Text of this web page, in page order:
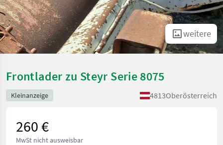
weitere
Frontlader zu Steyr Serie 8075
Kleinanzeige 4813Oberösterreich
260 €
MwSt nicht ausweisbar